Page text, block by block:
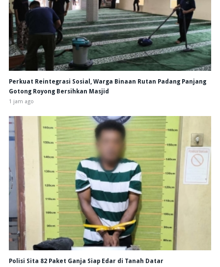
Perkuat Reintegrasi Sosial, Warga Binaan Rutan Padang Panjang
Gotong Royong Bersihkan Masjid
1 jam ago
Polisi Sita 82 Paket Ganja Siap Edar di Tanah Datar